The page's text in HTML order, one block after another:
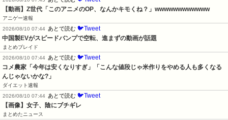
【動画】Z世代「このアニメのOP、なんかキモくね？」wwwwwwwwwwww
アニゲー速報
2026/08/10 07:44 あとで読む 🐦Tweet
中国製EVがスピードバンプで空転、進まずの動画が話題
まとめブレイド
2026/08/10 07:44 あとで読む 🐦Tweet
コメ農家「今年は安くなりすぎ」「こんな値段じゃ米作りをやめる人も多くなる
んじゃないかな?」
ダイエット速報
2026/08/10 07:44 あとで読む 🐦Tweet
【画像】女子、陰にブチギレ
まとめたニュース